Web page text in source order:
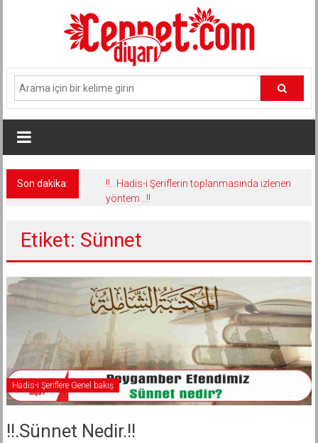
Son dakika:
!!.. Hadis-i Şeriflerin toplanmasında izlenen
yöntem ..!!
Etiket: Sünnet
Hadis-i Şeriflere Genel bakış
!!.Sünnet Nedir.!!